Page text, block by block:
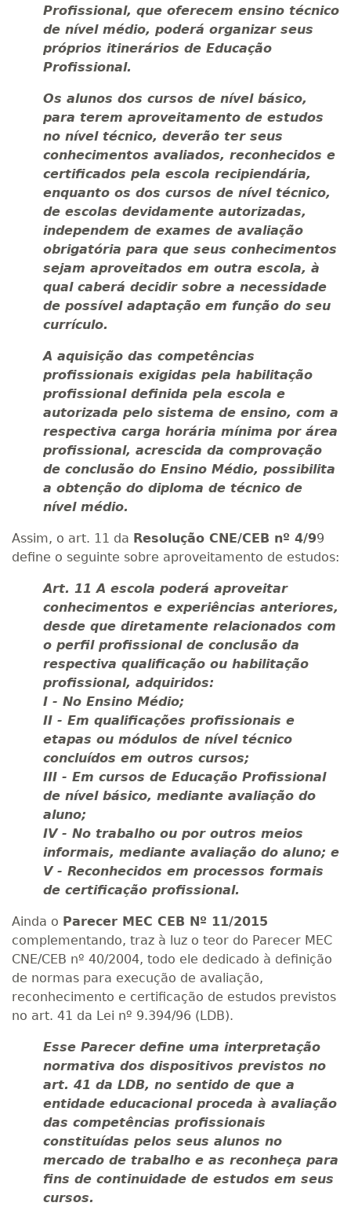
Profissional, que oferecem ensino técnico
de nível médio, poderá organizar seus
próprios itinerários de Educação
Profissional.
Os alunos dos cursos de nível básico,
para terem aproveitamento de estudos
no nível técnico, deverão ter seus
conhecimentos avaliados, reconhecidos e
certificados pela escola recipiendária,
enquanto os dos cursos de nível técnico,
de escolas devidamente autorizadas,
independem de exames de avaliação
obrigatória para que seus conhecimentos
sejam aproveitados em outra escola, à
qual caberá decidir sobre a necessidade
de possível adaptação em função do seu
currículo.
A aquisição das competências
profissionais exigidas pela habilitação
profissional definida pela escola e
autorizada pelo sistema de ensino, com a
respectiva carga horária mínima por área
profissional, acrescida da comprovação
de conclusão do Ensino Médio, possibilita
a obtenção do diploma de técnico de
nível médio.
Assim, o art. 11 da Resolução CNE/CEB nº 4/99
define o seguinte sobre aproveitamento de estudos:
Art. 11 A escola poderá aproveitar
conhecimentos e experiências anteriores,
desde que diretamente relacionados com
o perfil profissional de conclusão da
respectiva qualificação ou habilitação
profissional, adquiridos:
I - No Ensino Médio;
II - Em qualificações profissionais e
etapas ou módulos de nível técnico
concluídos em outros cursos;
III - Em cursos de Educação Profissional
de nível básico, mediante avaliação do
aluno;
IV - No trabalho ou por outros meios
informais, mediante avaliação do aluno; e
V - Reconhecidos em processos formais
de certificação profissional.
Ainda o Parecer MEC CEB Nº 11/2015
complementando, traz à luz o teor do Parecer MEC
CNE/CEB nº 40/2004, todo ele dedicado à definição
de normas para execução de avaliação,
reconhecimento e certificação de estudos previstos
no art. 41 da Lei nº 9.394/96 (LDB).
Esse Parecer define uma interpretação
normativa dos dispositivos previstos no
art. 41 da LDB, no sentido de que a
entidade educacional proceda à avaliação
das competências profissionais
constituídas pelos seus alunos no
mercado de trabalho e as reconheça para
fins de continuidade de estudos em seus
cursos.